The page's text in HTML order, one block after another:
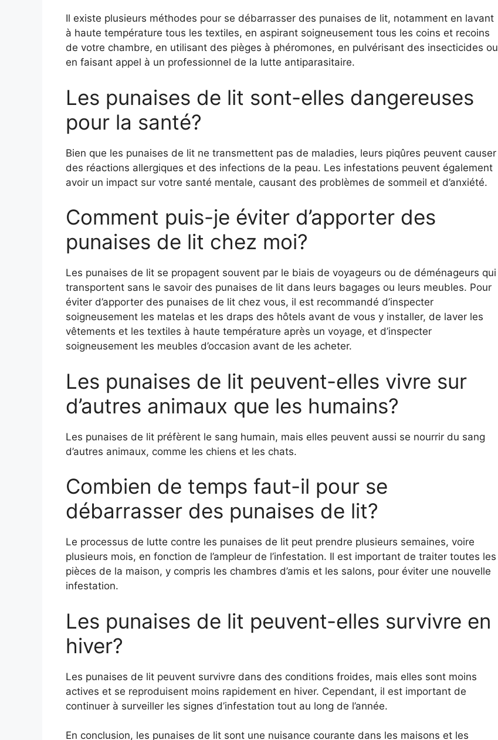
Il existe plusieurs méthodes pour se débarrasser des punaises de lit, notamment en lavant
à haute température tous les textiles, en aspirant soigneusement tous les coins et recoins
de votre chambre, en utilisant des pièges à phéromones, en pulvérisant des insecticides ou
en faisant appel à un professionnel de la lutte antiparasitaire.
Les punaises de lit sont-elles dangereuses
pour la santé?
Bien que les punaises de lit ne transmettent pas de maladies, leurs piqûres peuvent causer
des réactions allergiques et des infections de la peau. Les infestations peuvent également
avoir un impact sur votre santé mentale, causant des problèmes de sommeil et d’anxiété.
Comment puis-je éviter d’apporter des
punaises de lit chez moi?
Les punaises de lit se propagent souvent par le biais de voyageurs ou de déménageurs qui
transportent sans le savoir des punaises de lit dans leurs bagages ou leurs meubles. Pour
éviter d’apporter des punaises de lit chez vous, il est recommandé d’inspecter
soigneusement les matelas et les draps des hôtels avant de vous y installer, de laver les
vêtements et les textiles à haute température après un voyage, et d’inspecter
soigneusement les meubles d’occasion avant de les acheter.
Les punaises de lit peuvent-elles vivre sur
d’autres animaux que les humains?
Les punaises de lit préfèrent le sang humain, mais elles peuvent aussi se nourrir du sang
d’autres animaux, comme les chiens et les chats.
Combien de temps faut-il pour se
débarrasser des punaises de lit?
Le processus de lutte contre les punaises de lit peut prendre plusieurs semaines, voire
plusieurs mois, en fonction de l’ampleur de l’infestation. Il est important de traiter toutes les
pièces de la maison, y compris les chambres d’amis et les salons, pour éviter une nouvelle
infestation.
Les punaises de lit peuvent-elles survivre en
hiver?
Les punaises de lit peuvent survivre dans des conditions froides, mais elles sont moins
actives et se reproduisent moins rapidement en hiver. Cependant, il est important de
continuer à surveiller les signes d’infestation tout au long de l’année.
En conclusion, les punaises de lit sont une nuisance courante dans les maisons et les